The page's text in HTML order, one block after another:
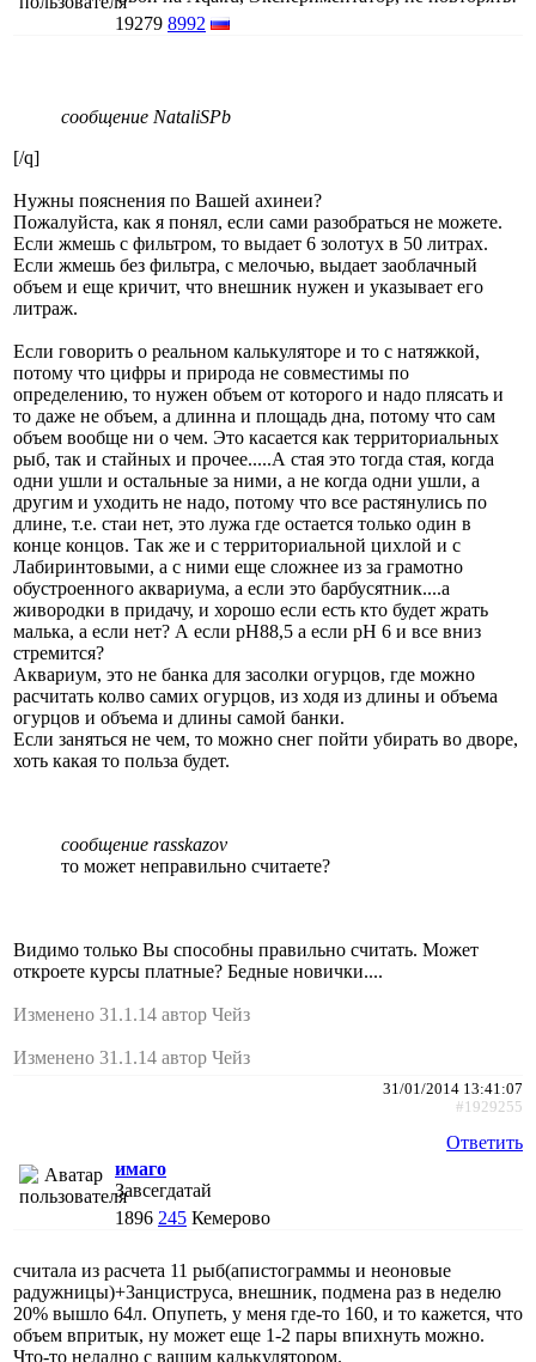
19279 8992
сообщение NataliSPb
[/q]
Нужны пояснения по Вашей ахинеи?
Пожалуйста, как я понял, если сами разобраться не можете.
Если жмешь с фильтром, то выдает 6 золотух в 50 литрах.
Если жмешь без фильтра, с мелочью, выдает заоблачный
объем и еще кричит, что внешник нужен и указывает его
литраж.
Если говорить о реальном калькуляторе и то с натяжкой,
потому что цифры и природа не совместимы по
определению, то нужен объем от которого и надо плясать и
то даже не объем, а длинна и площадь дна, потому что сам
объем вообще ни о чем. Это касается как территориальных
рыб, так и стайных и прочее.....А стая это тогда стая, когда
одни ушли и остальные за ними, а не когда одни ушли, а
другим и уходить не надо, потому что все растянулись по
длине, т.е. стаи нет, это лужа где остается только один в
конце концов. Так же и с территориальной цихлой и с
Лабиринтовыми, а с ними еще сложнее из за грамотно
обустроенного аквариума, а если это барбусятник....а
живородки в придачу, и хорошо если есть кто будет жрать
малька, а если нет? А если рН88,5 а если рН 6 и все вниз
стремится?
Аквариум, это не банка для засолки огурцов, где можно
расчитать колво самих огурцов, из ходя из длины и объема
огурцов и объема и длины самой банки.
Если заняться не чем, то можно снег пойти убирать во дворе,
хоть какая то польза будет.
сообщение rasskazov
то может неправильно считаете?
Видимо только Вы способны правильно считать. Может
откроете курсы платные? Бедные новички....
Изменено 31.1.14 автор Чейз
Изменено 31.1.14 автор Чейз
31/01/2014 13:41:07
#1929255
Ответить
имаго
Завсегдатай
1896 245 Кемерово
считала из расчета 11 рыб(апистограммы и неоновые
радужницы)+3анциструса, внешник, подмена раз в неделю
20% вышло 64л. Опупеть, у меня где-то 160, и то кажется, что
объем впритык, ну может еще 1-2 пары впихнуть можно.
Что-то неладно с вашим калькулятором.